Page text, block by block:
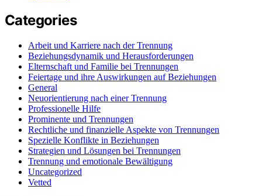
Categories
Arbeit und Karriere nach der Trennung
Beziehungsdynamik und Herausforderungen
Elternschaft und Familie bei Trennungen
Feiertage und ihre Auswirkungen auf Beziehungen
General
Neuorientierung nach einer Trennung
Professionelle Hilfe
Prominente und Trennungen
Rechtliche und finanzielle Aspekte von Trennungen
Spezielle Konflikte in Beziehungen
Strategien und Lösungen bei Trennungen
Trennung und emotionale Bewältigung
Uncategorized
Vetted